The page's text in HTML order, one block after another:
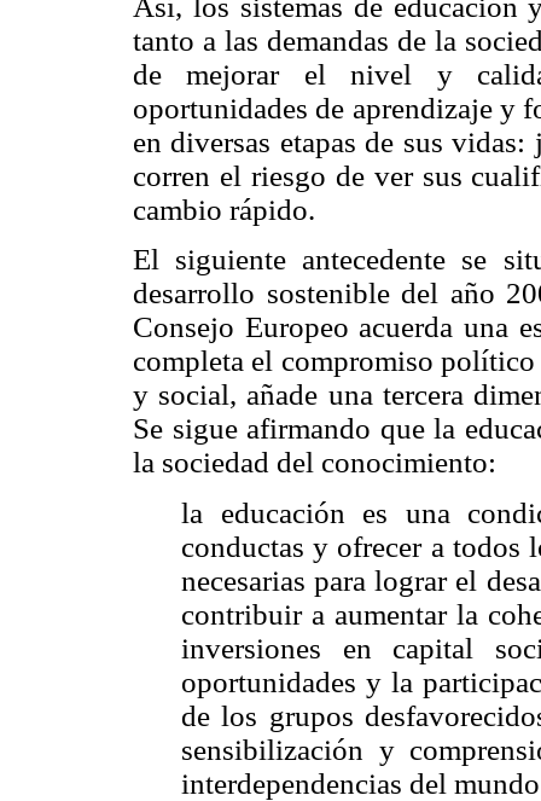
Así, los sistemas de educación
tanto a las demandas de la
de mejorar el nivel y
oportunidades de aprendizaje y
en diversas etapas de sus
corren el riesgo de ver sus
cambio rápido.
El siguiente antecedente se
desarrollo sostenible del año
Consejo Europeo acuerda una
completa el compromiso
y social, añade una tercera
Se sigue afirmando que la
la sociedad del conocimiento:
la educación es una
conductas y ofrecer a todos
necesarias para lograr el
contribuir a aumentar la
inversiones en capital
oportunidades y la
de los grupos
sensibilización y
interdependencias del